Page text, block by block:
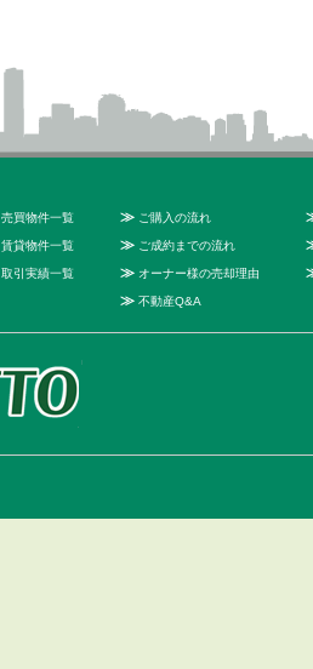
売買物件一覧
賃貸物件一覧
取引実績一覧
≫ ご購入の流れ
≫ ご成約までの流れ
≫ オーナー様の売却理由
≫ 不動産Q&A